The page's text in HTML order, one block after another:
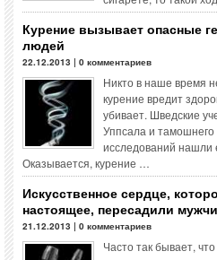
Курение вызывает опасные
людей
22.12.2013 | 0 комментариев
Никто в наше время
курение вредит
убивает. Шведские
Уппсала и тамошнего
исследований
Оказывается, курение …
Искусственное сердце,
настоящее, пересадили
21.12.2013 | 0 комментариев
Часто так бывает,